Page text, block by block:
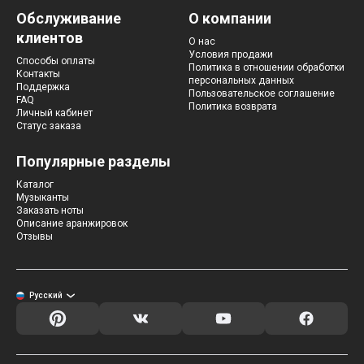
Хатико
Реквием по мечте
Пираты Карибского моря
Сумерки
Величайший шоумен
Звездные войны
Ла ла Ленд
Ромео и Джульетта (1968)
Аладдин (2019)
Король лев (2019)
Брат
Брат-2
Властелин колец: Братство Кольца
Гордость и предубеждение
Сонаты Бетховена
Ноты для вальса
Из мультфильмов
Холодное сердце
Обслуживание
клиентов
Способы оплаты
Контакты
Поддержка
FAQ
Личный кабинет
Статус заказа
Популярные разделы
Каталог
Музыканты
Заказать ноты
Описание аранжировок
Отзывы
О компании
О нас
Условия продажи
Политика в отношении обработки
персональных данных
Пользовательское соглашение
Политика возврата
Русский